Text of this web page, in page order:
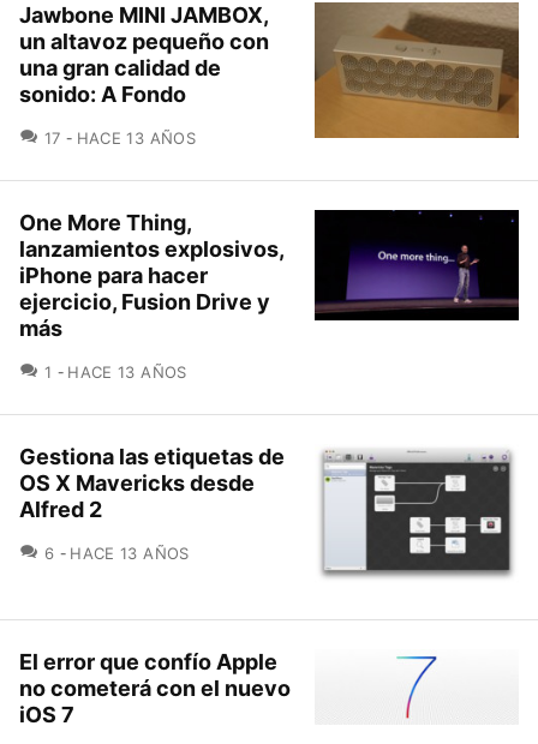
Jawbone MINI JAMBOX,
un altavoz pequeño con
una gran calidad de
sonido: A Fondo
17 COMENTARIOS
HACE 13 AÑOS
One More Thing,
lanzamientos explosivos,
iPhone para hacer
ejercicio, Fusion Drive y
más
1 COMENTARIOS
HACE 13 AÑOS
Gestiona las etiquetas de
OS X Mavericks desde
Alfred 2
6 COMENTARIOS
HACE 13 AÑOS
El error que confío Apple
no cometerá con el nuevo
iOS 7